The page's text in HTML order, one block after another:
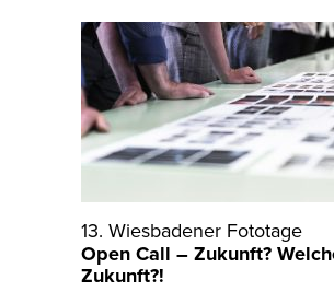
13. Wiesbadener Fototage
Open Call – Zukunft?
Zukunft?!